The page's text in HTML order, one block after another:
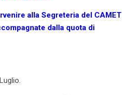
alla Segreteria del CAMET
dalla quota di